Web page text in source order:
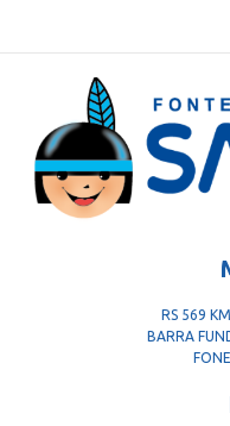
RS 569
BARRA